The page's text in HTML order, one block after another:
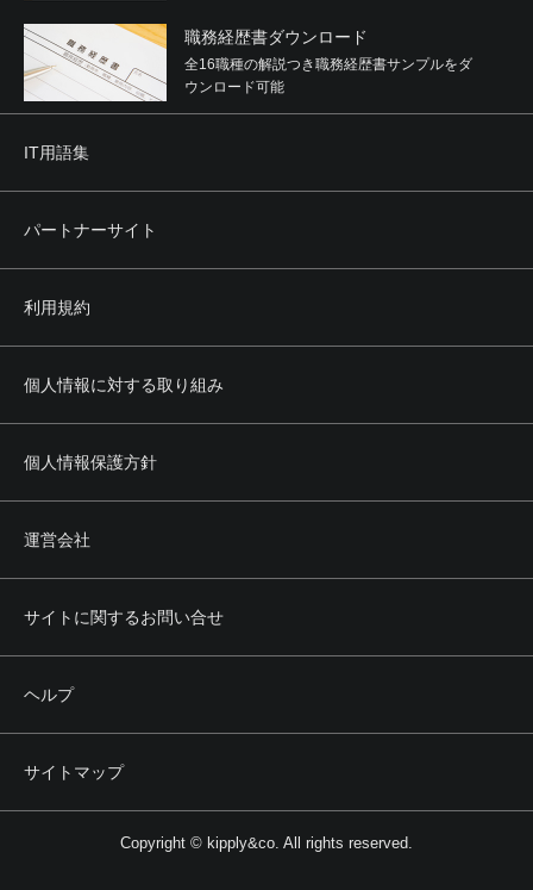
職務経歴書ダウンロード
全16職種の解説つき職務経歴書サンプルをダ
ウンロード可能
IT用語集
パートナーサイト
利用規約
個人情報に対する取り組み
個人情報保護方針
運営会社
サイトに関するお問い合せ
ヘルプ
サイトマップ
Copyright © kipply&co. All rights reserved.